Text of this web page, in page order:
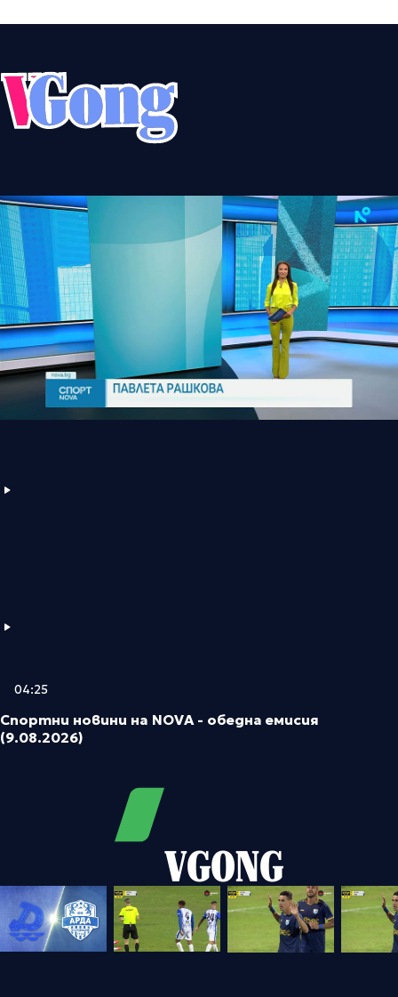
04:25
Спортни новини на NOVA - обедна емисия
(9.08.2026)
VGONG